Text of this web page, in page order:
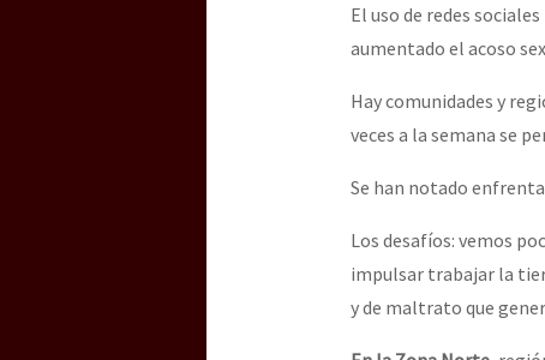
El uso de redes
aumentado el acoso
Hay comunidades y
veces a la semana se
Se han notado
Los desafíos: vemos
impulsar trabajar la
y de maltrato que